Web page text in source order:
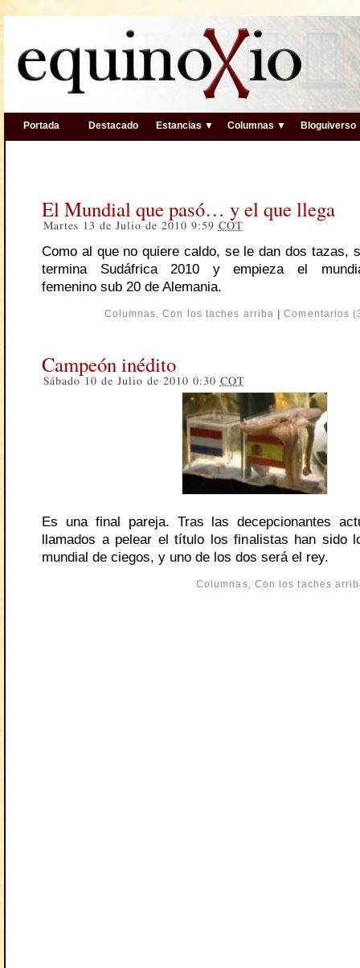
Portada Destacado Estancias ▼ Columnas ▼ Bloguiverso
El Mundial que pasó… y el que llega
Martes 13 de Julio de 2010 9:59 COT
Como al que no quiere caldo, se le dan dos tazas,
termina Sudáfrica 2010 y empieza el
femenino sub 20 de Alemania.
Columnas,Con los taches arriba Comentarios
Campeón inédito
Sábado 10 de Julio de 2010 0:30 COT
Es una final pareja. Tras las decepcionantes
llamados a pelear el título los finalistas han sido
mundial de ciegos, y uno de los dos será el rey.
Columnas, Con los taches